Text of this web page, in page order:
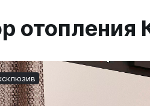
Элегант
Вентили
отопления